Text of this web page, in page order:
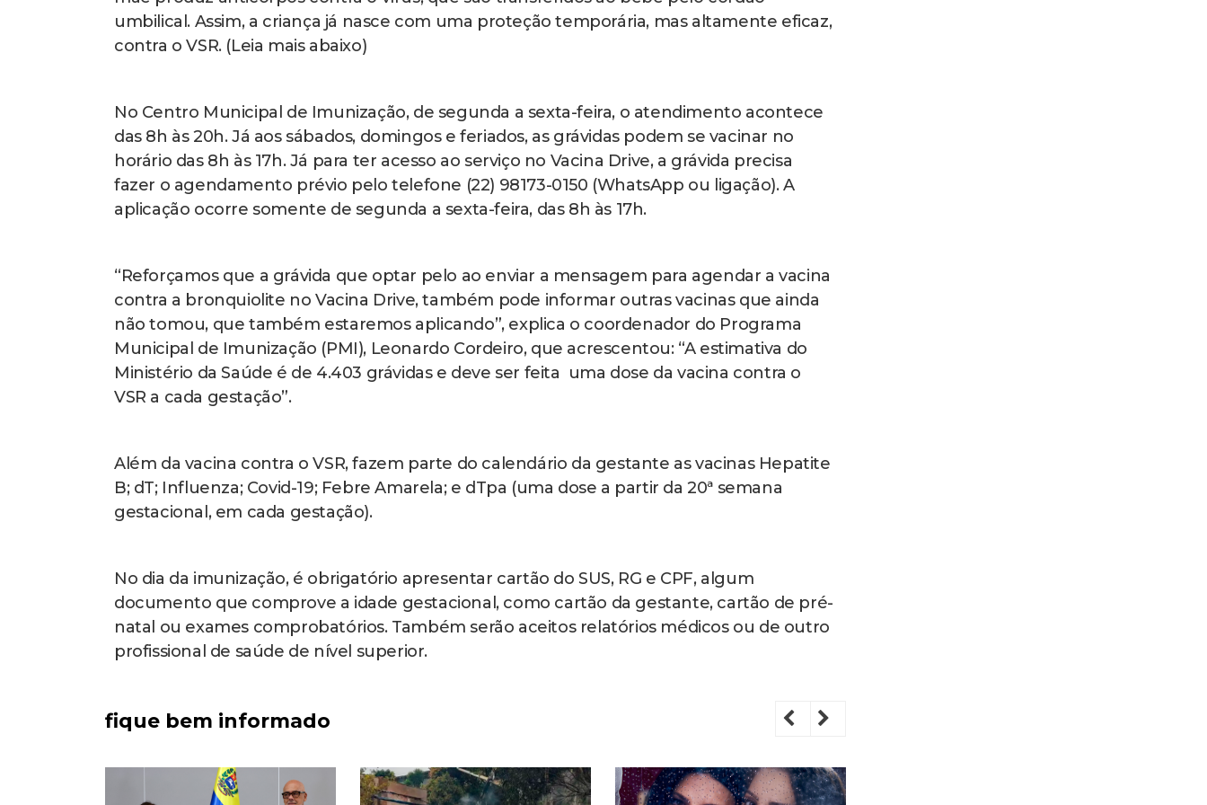
umbilical. Assim, a criança já nasce com uma proteção temporária, mas altamente eficaz,
contra o VSR. (Leia mais abaixo)
No Centro Municipal de Imunização, de segunda a sexta-feira, o atendimento acontece
das 8h às 20h. Já aos sábados, domingos e feriados, as grávidas podem se vacinar no
horário das 8h às 17h. Já para ter acesso ao serviço no Vacina Drive, a grávida precisa
fazer o agendamento prévio pelo telefone (22) 98173-0150 (WhatsApp ou ligação). A
aplicação ocorre somente de segunda a sexta-feira, das 8h às 17h.
“Reforçamos que a grávida que optar pelo ao enviar a mensagem para agendar a vacina
contra a bronquiolite no Vacina Drive, também pode informar outras vacinas que ainda
não tomou, que também estaremos aplicando”, explica o coordenador do Programa
Municipal de Imunização (PMI), Leonardo Cordeiro, que acrescentou: “A estimativa do
Ministério da Saúde é de 4.403 grávidas e deve ser feita uma dose da vacina contra o
VSR a cada gestação”.
Além da vacina contra o VSR, fazem parte do calendário da gestante as vacinas Hepatite
B; dT; Influenza; Covid-19; Febre Amarela; e dTpa (uma dose a partir da 20ª semana
gestacional, em cada gestação).
No dia da imunização, é obrigatório apresentar cartão do SUS, RG e CPF, algum
documento que comprove a idade gestacional, como cartão da gestante, cartão de pré-
natal ou exames comprobatórios. Também serão aceitos relatórios médicos ou de outro
profissional de saúde de nível superior.
fique bem informado Previous